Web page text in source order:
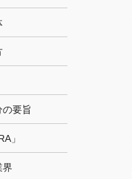
要旨
」
界